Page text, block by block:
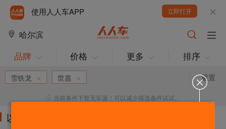
使用人人车APP 立即打开
哈尔滨
品牌 价格 更多 排序
重置
雪铁龙 世嘉
当前条件下暂无车源！可以减少筛选条件试试。
以下车源的筛选条件为: